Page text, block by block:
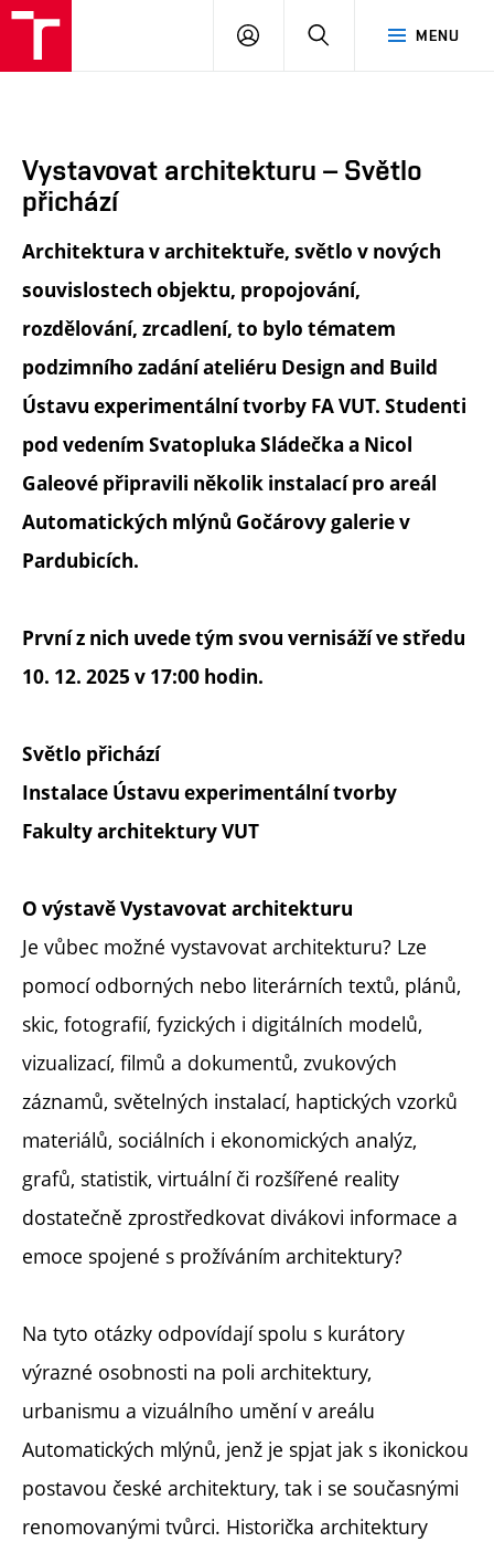
MENU
PŘIHLÁSIT
Vystavovat architekturu – Světlo
přichází
Architektura v architektuře, světlo v nových
souvislostech objektu, propojování,
rozdělování, zrcadlení, to bylo tématem
podzimního zadání ateliéru Design and Build
Ústavu experimentální tvorby FA VUT. Studenti
pod vedením Svatopluka Sládečka a Nicol
Galeové připravili několik instalací pro areál
Automatických mlýnů Gočárovy galerie v
Pardubicích.
První z nich uvede tým svou vernisáží ve středu
10. 12. 2025 v 17:00 hodin.
Světlo přichází
Instalace Ústavu experimentální tvorby
Fakulty architektury VUT
O výstavě Vystavovat architekturu
Je vůbec možné vystavovat architekturu? Lze
pomocí odborných nebo literárních textů, plánů,
skic, fotografií, fyzických i digitálních modelů,
vizualizací, filmů a dokumentů, zvukových
záznamů, světelných instalací, haptických vzorků
materiálů, sociálních i ekonomických analýz,
grafů, statistik, virtuální či rozšířené reality
dostatečně zprostředkovat divákovi informace a
emoce spojené s prožíváním architektury?
Na tyto otázky odpovídají spolu s kurátory
výrazné osobnosti na poli architektury,
urbanismu a vizuálního umění v areálu
Automatických mlýnů, jenž je spjat jak s ikonickou
postavou české architektury, tak i se současnými
renomovanými tvůrci. Historička architektury